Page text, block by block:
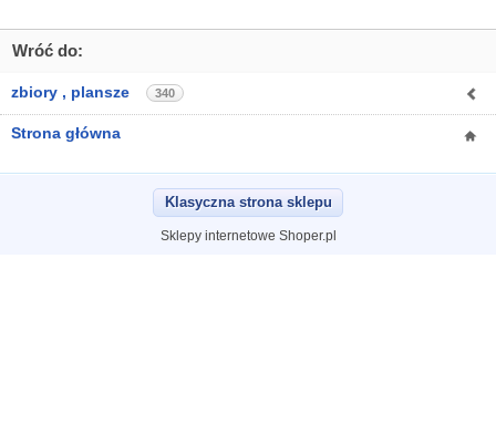
Wróć do:
zbiory , plansze 340
Strona główna
Klasyczna strona sklepu
Sklepy internetowe Shoper.pl